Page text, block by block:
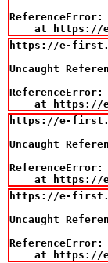
at https://
https://e-first.ru/
Uncaught
at https://
https://e-first.ru/
Uncaught
at https://
https://e-first.ru/
Uncaught
at https://